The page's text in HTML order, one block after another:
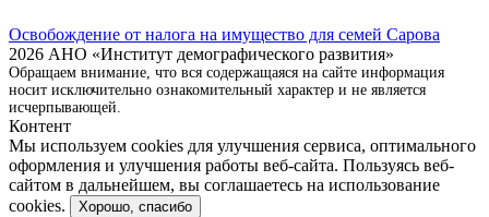
Освобождение от налога на имущество для семей Сарова
2026 АНО «Институт демографического развития»
Обращаем внимание, что вся содержащаяся на сайте информация
носит исключительно ознакомительный характер и не является
исчерпывающей.
Контент
Мы используем cookies для улучшения сервиса, оптимального
оформления и улучшения работы веб-сайта. Пользуясь веб-
сайтом в дальнейшем, вы соглашаетесь на использование
cookies.
Хорошо, спасибо